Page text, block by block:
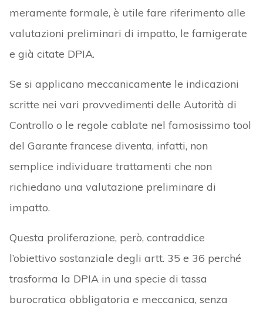
meramente formale, è utile fare riferimento alle
valutazioni preliminari di impatto, le famigerate
e già citate DPIA.
Se si applicano meccanicamente le indicazioni
scritte nei vari provvedimenti delle Autorità di
Controllo o le regole cablate nel famosissimo tool
del Garante francese diventa, infatti, non
semplice individuare trattamenti che non
richiedano una valutazione preliminare di
impatto.
Questa proliferazione, però, contraddice
l’obiettivo sostanziale degli artt. 35 e 36 perché
trasforma la DPIA in una specie di tassa
burocratica obbligatoria e meccanica, senza